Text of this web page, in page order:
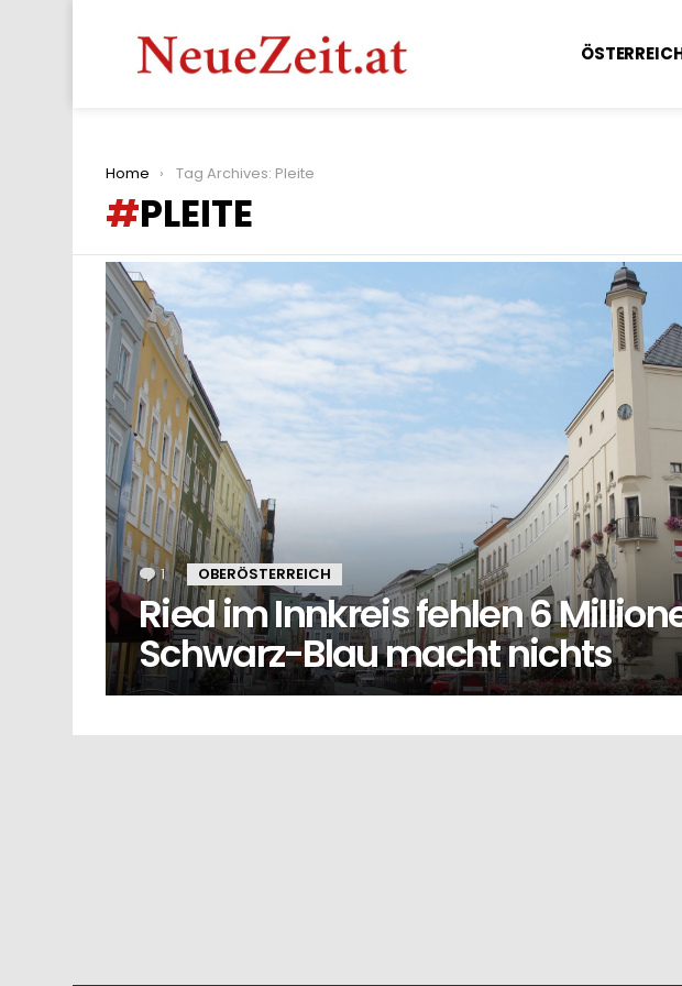
You are here:
Home Tag Archives: Pleite
PLEITE
LATEST
STORIES
1 Kommentar
OBERÖSTERREICH
Ried im Innkreis fehlen 6
Schwarz-Blau macht nichts